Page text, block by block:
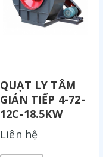
QUẠT LY TÂM
GIÁN TIẾP 4-72-
12C-18.​​5KW
Liên hệ